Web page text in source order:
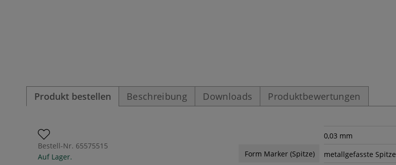
Produkt bestellen Beschreibung Downloads Produktbewertungen
Bestell-Nr. 65575515
Auf Lager.
0,03 mm
Form Marker (Spitze)
metallgefasste Spitze